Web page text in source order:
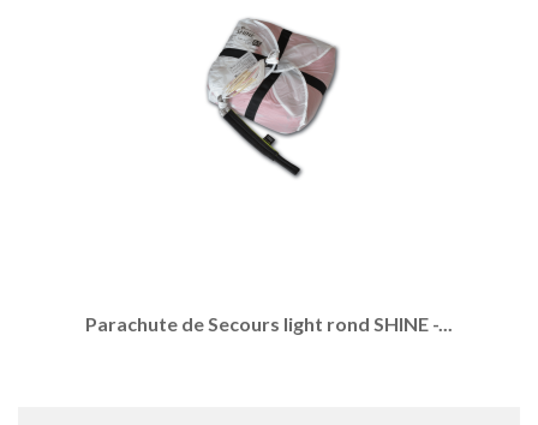
Parachute de Secours light rond SHINE -...